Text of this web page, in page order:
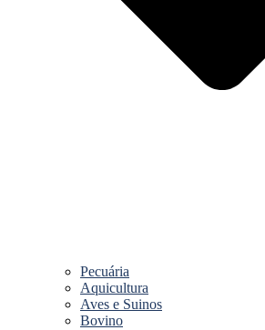
Pecuária
Aquicultura
Aves e Suinos
Bovino